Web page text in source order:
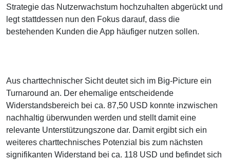
Strategie das Nutzerwachstum hochzuhalten abgerückt und
legt stattdessen nun den Fokus darauf, dass die
bestehenden Kunden die App häufiger nutzen sollen.
Aus charttechnischer Sicht deutet sich im Big-Picture ein
Turnaround an. Der ehemalige entscheidende
Widerstandsbereich bei ca. 87,50 USD konnte inzwischen
nachhaltig überwunden werden und stellt damit eine
relevante Unterstützungszone dar. Damit ergibt sich ein
weiteres charttechnisches Potenzial bis zum nächsten
signifikanten Widerstand bei ca. 118 USD und befindet sich